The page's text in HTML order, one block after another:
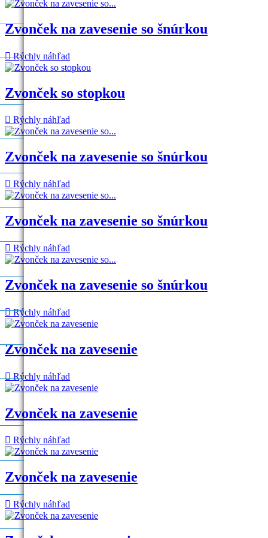
Zvonček na zavesenie so šnúrkou
Rýchly náhľad
Zvonček so stopkou
 Rýchly náhľad
Zvonček na zavesenie so šnúrkou
 Rýchly náhľad
Zvonček na zavesenie so šnúrkou
 Rýchly náhľad
Zvonček na zavesenie so šnúrkou
Rýchly náhľad
Zvonček na zavesenie
Rýchly náhľad
Zvonček na zavesenie
 Rýchly náhľad
Zvonček na zavesenie
 Rýchly náhľad